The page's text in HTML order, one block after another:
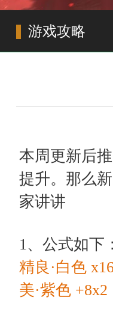
游戏攻略
本周更新后
提升。那么
家讲讲
1、公式如下
精良·白色
美·紫色